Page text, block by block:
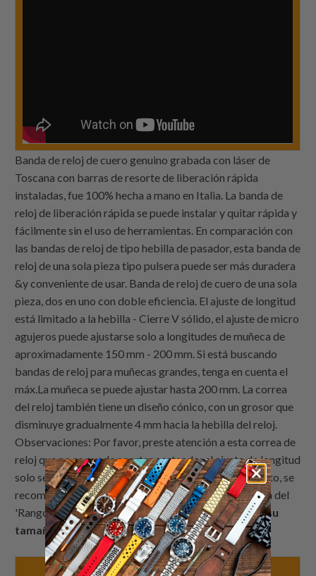
Banda de reloj de cuero genuino grabada con láser de
Toscana con barras de resorte de liberación rápida
instaladas, fue 100% hecha a mano en Italia. La banda de
reloj de liberación rápida se puede instalar y quitar rápida y
fácilmente sin el uso de herramientas. En comparación con
las bandas de reloj de tipo hebilla de pasador, esta banda de
reloj de una sola pieza tipo pulsera puede ser más duradera
&y conveniente de usar. Banda de reloj de cuero de una sola
pieza, dos en uno con doble eficiencia. El ajuste de longitud
está limitado a la hebilla - Cierre V sólido, el ajuste de micro
agujeros puede ajustarse solo a longitudes de muñeca de
aproximadamente 150 mm - 200 mm. Si está buscando
bandas de reloj para muñecas grandes, tenga en cuenta el
máx.La muñeca se puede ajustar hasta 200 mm. La correa
del reloj también tiene un diseño cónico, con un grosor que
disminuye gradualmente 4 mm hacia la hebilla del reloj.
Observaciones: Por favor, preste atención a esta correa de
reloj que no se puede acortar cortando; el ajuste de longitud
solo se puede realizar a través de la hebilla. Por lo tanto, se
recomienda encarecidamente una selección adecuada del
'Rango de longitud'. Haga clic en el botón'Verifique su
tamaño'para nuestra guía de medidas.